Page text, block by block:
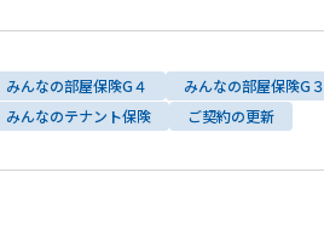
みんなの部屋保険G４ みんなの部屋保険G３
みんなのテナント保険
ご契約の更新